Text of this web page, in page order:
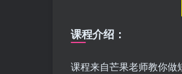
课程介绍：
课程来自芒果老师教你